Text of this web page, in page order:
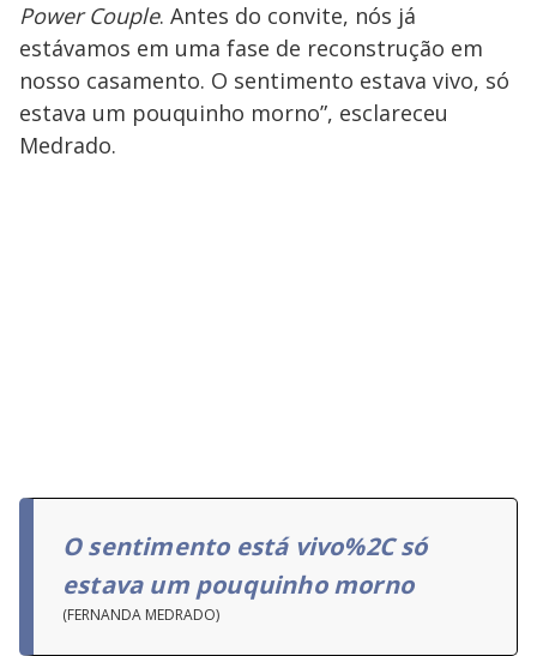
Power Couple. Antes do convite, nós já
estávamos em uma fase de reconstrução em
nosso casamento. O sentimento estava vivo, só
estava um pouquinho morno”, esclareceu
Medrado.
O sentimento está vivo%2C só
estava um pouquinho morno
(FERNANDA MEDRADO)